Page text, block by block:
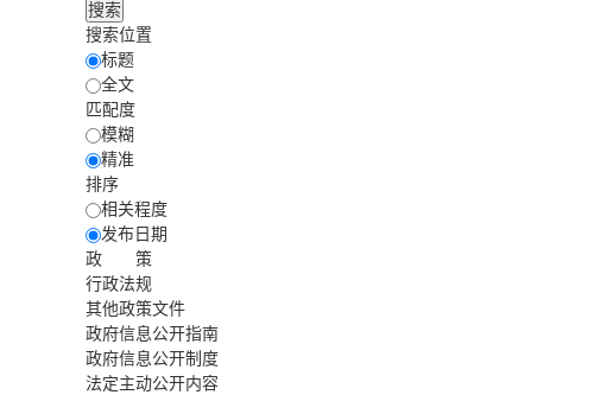
搜索位置
标题
全文
匹配度
模糊
精准
排序
相关程度
发布日期
政 策
行政法规
其他政策文件
政府信息公开指南
政府信息公开制度
法定主动公开内容